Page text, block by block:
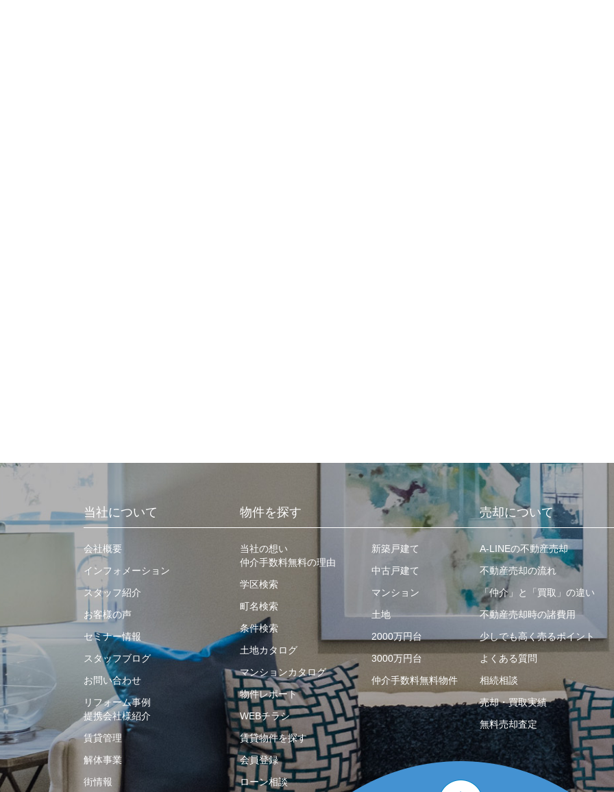
当社について
会社概要
インフォメーション
スタッフ紹介
お客様の声
セミナー情報
スタッフブログ
お問い合わせ
リフォーム事例
提携会社様紹介
賃貸管理
解体事業
街情報
物件を探す
当社の想い
仲介手数料無料の理由
学区検索
町名検索
条件検索
土地カタログ
マンションカタログ
物件レポート
WEBチラシ
賃貸物件を探す
会員登録
ローン相談
新築戸建て
中古戸建て
マンション
土地
2000万円台
3000万円台
仲介手数料無料物件
売却について
A-LINEの不動産売却
不動産売却の流れ
「仲介」と「買取」の違い
不動産売却時の諸費用
少しでも高く売るポイント
よくある質問
相続相談
売却・買取実績
無料売却査定